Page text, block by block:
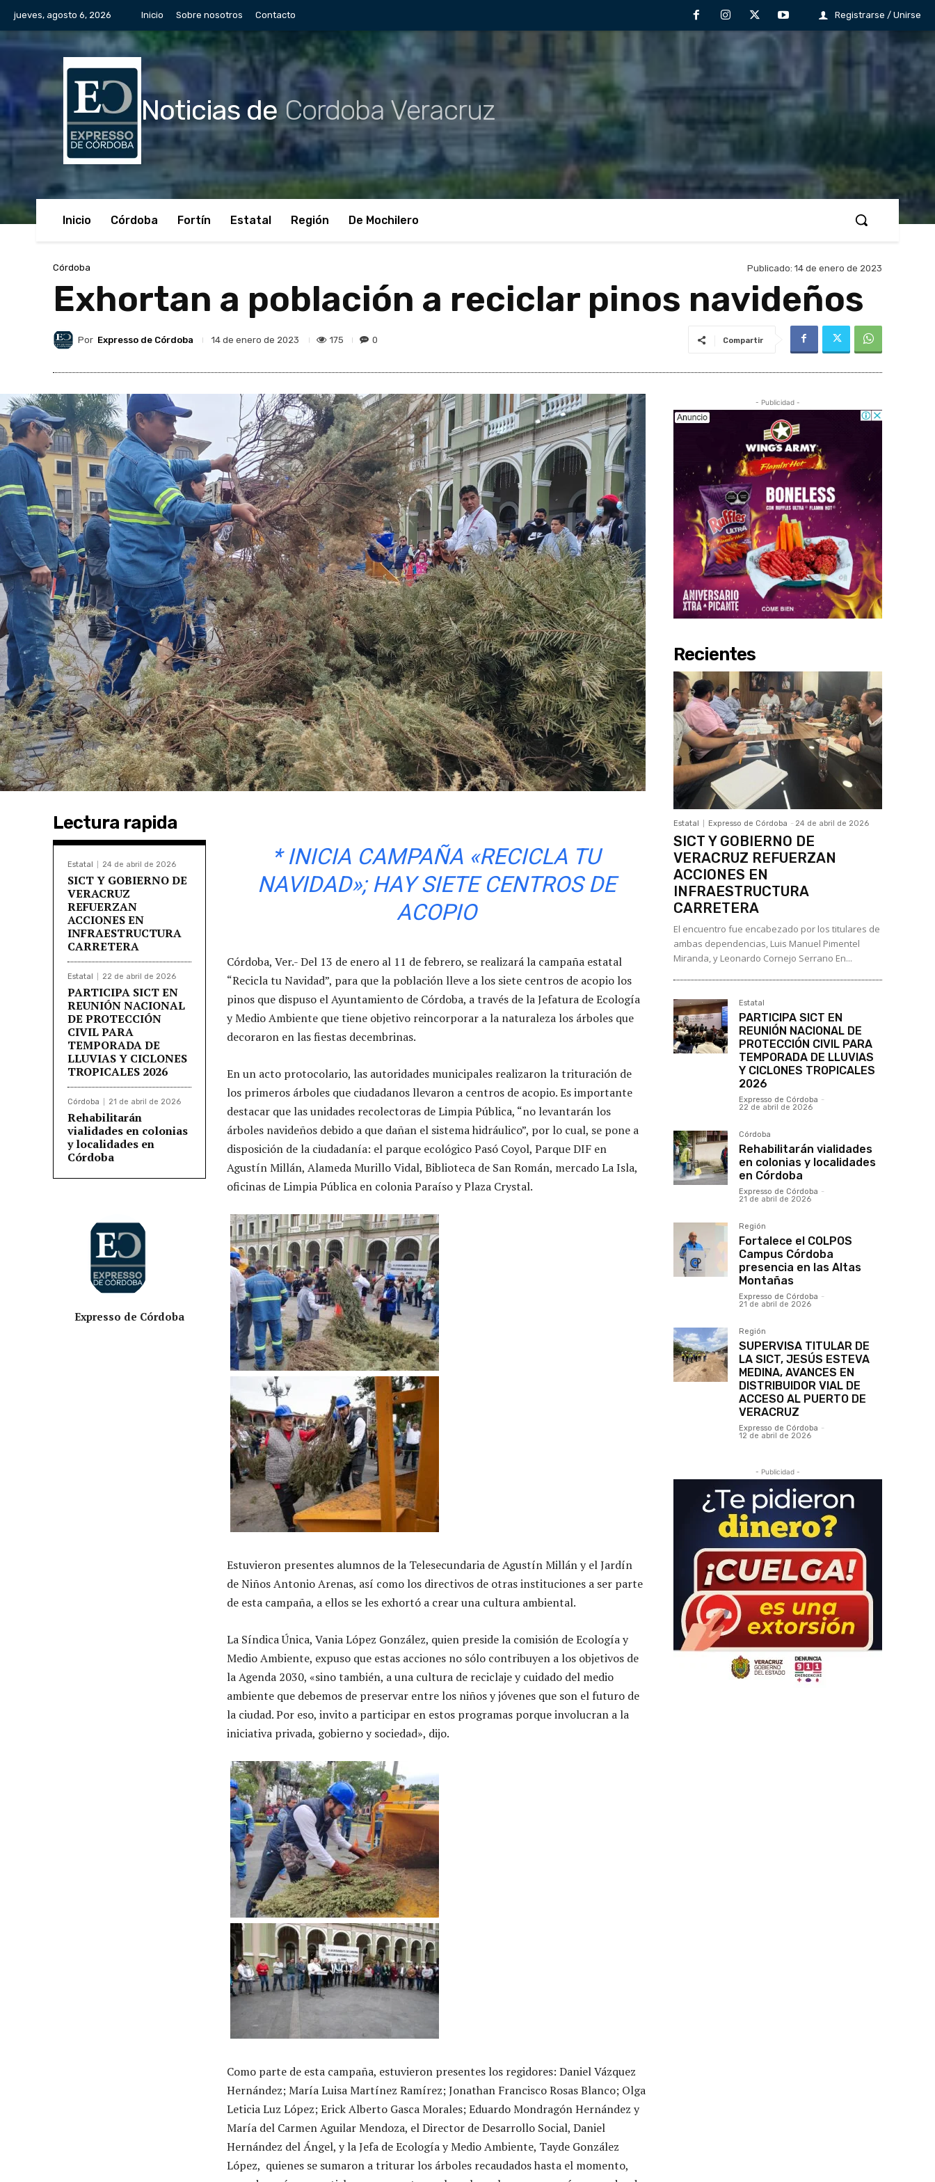
jueves, agosto 6, 2026 Inicio Sobre nosotros Contacto Registrarse / Unirse
Noticias de Cordoba Veracruz
Inicio Córdoba Fortín Estatal Región De Mochilero
Córdoba Publicado: 14 de enero de 2023
Exhortan a población a reciclar pinos navideños
Por Expresso de Córdoba 14 de enero de 2023 175 0 Compartir
Lectura rapida
Estatal 24 de abril de 2026
SICT Y GOBIERNO DE
VERACRUZ
REFUERZAN
ACCIONES EN
INFRAESTRUCTURA
CARRETERA
Estatal 22 de abril de 2026
PARTICIPA SICT EN
REUNIÓN NACIONAL
DE PROTECCIÓN
CIVIL PARA
TEMPORADA DE
LLUVIAS Y CICLONES
TROPICALES 2026
Córdoba 21 de abril de 2026
Rehabilitarán
vialidades en colonias
y localidades en
Córdoba
Expresso de Córdoba
* INICIA CAMPAÑA «RECICLA TU
NAVIDAD»; HAY SIETE CENTROS DE
ACOPIO
Córdoba, Ver.- Del 13 de enero al 11 de febrero, se realizará la campaña estatal
“Recicla tu Navidad”, para que la población lleve a los siete centros de acopio los
pinos que dispuso el Ayuntamiento de Córdoba, a través de la Jefatura de Ecología
y Medio Ambiente que tiene objetivo reincorporar a la naturaleza los árboles que
decoraron en las fiestas decembrinas.
En un acto protocolario, las autoridades municipales realizaron la trituración de
los primeros árboles que ciudadanos llevaron a centros de acopio. Es importante
destacar que las unidades recolectoras de Limpia Pública, “no levantarán los
árboles navideños debido a que dañan el sistema hidráulico”, por lo cual, se pone a
disposición de la ciudadanía: el parque ecológico Pasó Coyol, Parque DIF en
Agustín Millán, Alameda Murillo Vidal, Biblioteca de San Román, mercado La Isla,
oficinas de Limpia Pública en colonia Paraíso y Plaza Crystal.
Estuvieron presentes alumnos de la Telesecundaria de Agustín Millán y el Jardín
de Niños Antonio Arenas, así como los directivos de otras instituciones a ser parte
de esta campaña, a ellos se les exhortó a crear una cultura ambiental.
La Síndica Única, Vania López González, quien preside la comisión de Ecología y
Medio Ambiente, expuso que estas acciones no sólo contribuyen a los objetivos de
la Agenda 2030, «sino también, a una cultura de reciclaje y cuidado del medio
ambiente que debemos de preservar entre los niños y jóvenes que son el futuro de
la ciudad. Por eso, invito a participar en estos programas porque involucran a la
iniciativa privada, gobierno y sociedad», dijo.
Como parte de esta campaña, estuvieron presentes los regidores: Daniel Vázquez
Hernández; María Luisa Martínez Ramírez; Jonathan Francisco Rosas Blanco; Olga
Leticia Luz López; Erick Alberto Gasca Morales; Eduardo Mondragón Hernández y
María del Carmen Aguilar Mendoza, el Director de Desarrollo Social, Daniel
Hernández del Ángel, y la Jefa de Ecología y Medio Ambiente, Tayde González
López, quienes se sumaron a triturar los árboles recaudados hasta el momento,
- Publicidad -
Recientes
Estatal Expresso de Córdoba - 24 de abril de 2026
SICT Y GOBIERNO DE
VERACRUZ REFUERZAN
ACCIONES EN
INFRAESTRUCTURA
CARRETERA
El encuentro fue encabezado por los titulares de
ambas dependencias, Luis Manuel Pimentel
Miranda, y Leonardo Cornejo Serrano En...
Estatal
PARTICIPA SICT EN
REUNIÓN NACIONAL DE
PROTECCIÓN CIVIL PARA
TEMPORADA DE LLUVIAS
Y CICLONES TROPICALES
2026
Expresso de Córdoba -
22 de abril de 2026
Córdoba
Rehabilitarán vialidades
en colonias y localidades
en Córdoba
Expresso de Córdoba -
21 de abril de 2026
Región
Fortalece el COLPOS
Campus Córdoba
presencia en las Altas
Montañas
Expresso de Córdoba -
21 de abril de 2026
Región
SUPERVISA TITULAR DE
LA SICT, JESÚS ESTEVA
MEDINA, AVANCES EN
DISTRIBUIDOR VIAL DE
ACCESO AL PUERTO DE
VERACRUZ
Expresso de Córdoba -
12 de abril de 2026
- Publicidad -